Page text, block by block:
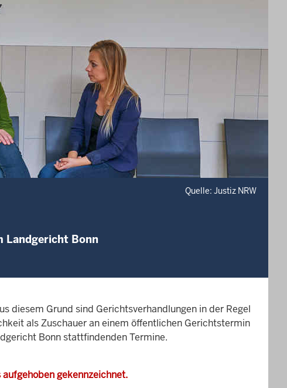
Quelle: Justiz NRW
Landgericht Bonn
diesem Grund sind Gerichtsverhandlungen in der Regel
als Zuschauer an einem öffentlichen Gerichtstermin
Bonn stattfindenden Termine.
gekennzeichnet.